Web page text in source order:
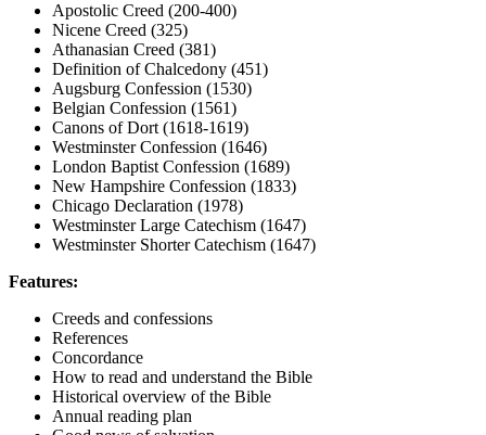
Apostolic Creed (200-400)
Nicene Creed (325)
Athanasian Creed (381)
Definition of Chalcedony (451)
Augsburg Confession (1530)
Belgian Confession (1561)
Canons of Dort (1618-1619)
Westminster Confession (1646)
London Baptist Confession (1689)
New Hampshire Confession (1833)
Chicago Declaration (1978)
Westminster Large Catechism (1647)
Westminster Shorter Catechism (1647)
Features:
Creeds and confessions
References
Concordance
How to read and understand the Bible
Historical overview of the Bible
Annual reading plan